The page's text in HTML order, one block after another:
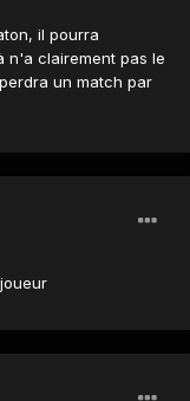
il pourra
n'a clairement pas le
un match par